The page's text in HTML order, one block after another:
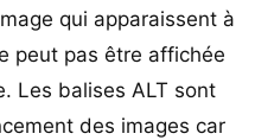
qui apparaissent à
peut pas être affichée
Les balises ALT sont
des images car